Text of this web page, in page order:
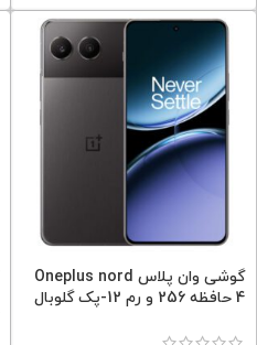
گوشی وان پلاس Oneplus nord
4 حافظه 256 و رم 12-پک گلوبال